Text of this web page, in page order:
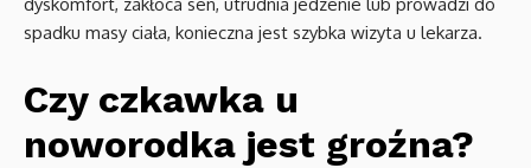
spadku masy ciała, konieczna jest szybka wizyta u lekarza.
Czy czkawka u
noworodka jest groźna?